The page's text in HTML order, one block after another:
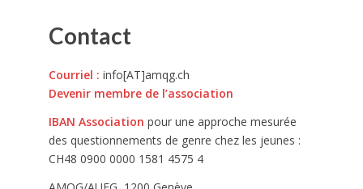
Contact
Courriel : info[AT]amqg.ch
Devenir membre de l’association
IBAN Association pour une approche mesurée
des questionnements de genre chez les jeunes :
CH48 0900 0000 1581 4575 4